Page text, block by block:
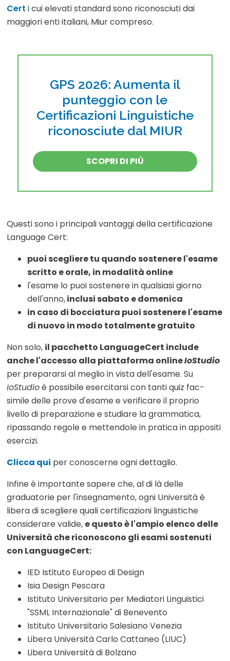
Cert i cui elevati standard sono riconosciuti dai
maggiori enti italiani, Miur compreso.
GPS 2026: Aumenta il
punteggio con le
Certificazioni Linguistiche
riconosciute dal MIUR
SCOPRI DI PIÙ
Questi sono i principali vantaggi della certificazione
Language Cert:
puoi scegliere tu quando sostenere l'esame
scritto e orale, in modalità online
l'esame lo puoi sostenere in qualsiasi giorno
dell'anno,inclusi sabato e domenica
in caso di bocciatura puoi sostenere l'esame
di nuovo in modo totalmente gratuito
Non solo, il pacchetto LanguageCert include
anche l'accesso alla piattaforma onlineIoStudio
per prepararsi al meglio in vista dell'esame. Su
IoStudioè possibile esercitarsi con tanti quiz fac-
simile delle prove d'esame e verificare il proprio
livello di preparazione e studiare la grammatica,
ripassando regole e mettendole in pratica in appositi
esercizi.
Clicca qui per conoscerne ogni dettaglio.
Infine è importante sapere che, al di là delle
graduatorie per l'insegnamento, ogni Università è
libera di scegliere quali certificazioni linguistiche
considerare valide, e questo è l'ampio elenco delle
Università che riconoscono gli esami sostenuti
con LanguageCert:
IED Istituto Europeo di Design
Isia Design Pescara
Istituto Universitario per Mediatori Linguistici
"SSML Internazionale" di Benevento
Istituto Universitario Salesiano Venezia
Libera Università Carlo Cattaneo (LIUC)
Libera Università di Bolzano